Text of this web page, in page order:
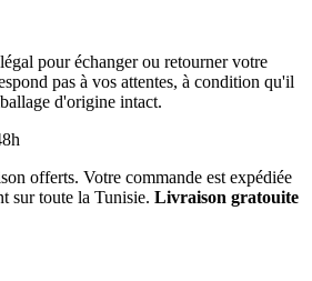
pour échanger ou retourner votre
pas à vos attentes, à condition qu'il
d'origine intact.
offerts. Votre commande est expédiée
sur toute la Tunisie. Livraison gratouite